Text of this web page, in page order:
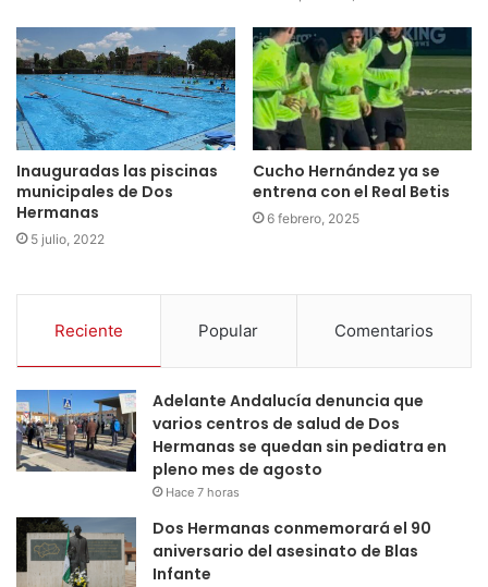
Inauguradas las piscinas
municipales de Dos
Hermanas
5 julio, 2022
Cucho Hernández ya se
entrena con el Real Betis
6 febrero, 2025
Reciente Popular Comentarios
Adelante Andalucía denuncia que
varios centros de salud de Dos
Hermanas se quedan sin pediatra en
pleno mes de agosto
Hace 7 horas
Dos Hermanas conmemorará el 90
aniversario del asesinato de Blas
Infante